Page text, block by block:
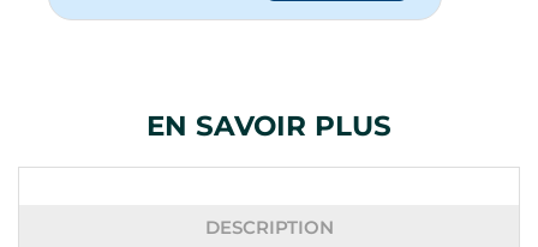
EN SAVOIR PLUS
DESCRIPTION